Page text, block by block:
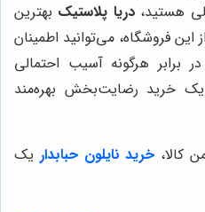
هستید،دریا پلاستیک بهترین
فروشگاه، می‌توانید اطمینان
برابر هرگونه آسیب احتمالی
خرید رضایت‌بخش بهره‌مند
کالا، خرید نایلون حبابدار یک